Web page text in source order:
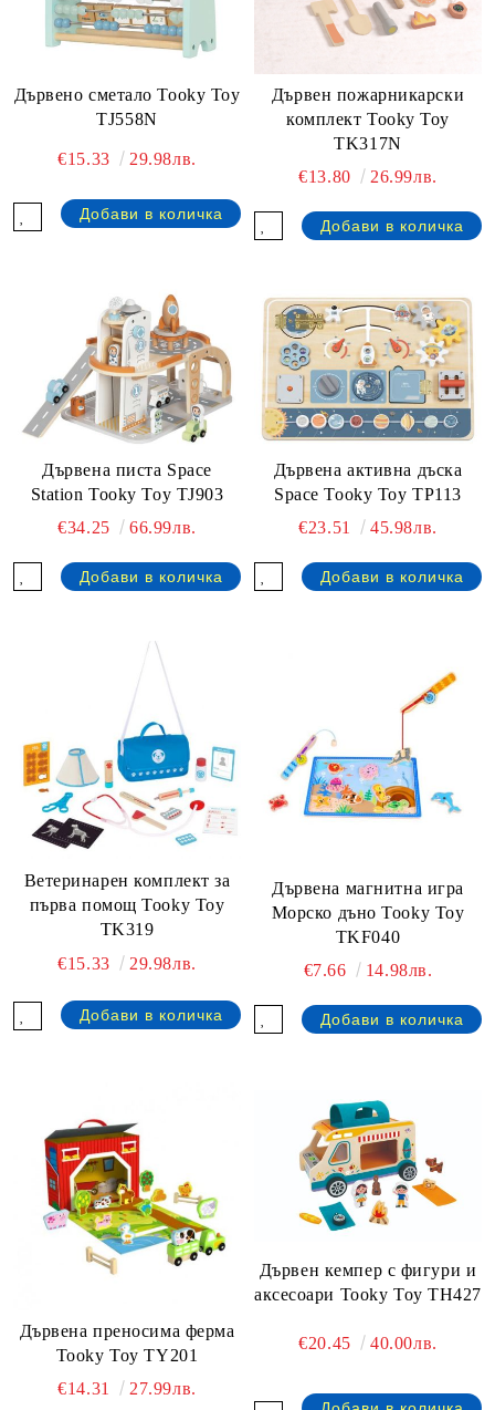
Дървено сметало Tooky Toy
TJ558N
€15.33 29.98лв.
Дървен пожарникарски
комплект Tooky Toy
TK317N
€13.80
26.99лв.
Дървена писта Space
Station Tooky Toy TJ903
€34.25
66.99лв.
Дървена активна дъска
Space Tooky Toy TP113
€23.51
45.98лв.
Ветеринарен комплект за
първа помощ Tooky Toy
TK319
€15.33
29.98лв.
Дървена магнитна игра
Морско дъно Tooky Toy
TKF040
€7.66
14.98лв.
Дървена преносима ферма
Tooky Toy TY201
€14.31
27.99лв.
Дървен кемпер с фигури и
аксесоари Tooky Toy TH427
€20.45 40.00лв.